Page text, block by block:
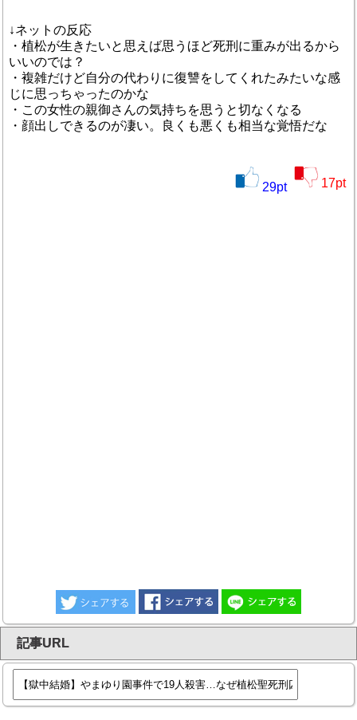
↓ネットの反応
・植松が生きたいと思えば思うほど死刑に重みが出るから
いいのでは？
・複雑だけど自分の代わりに復讐をしてくれたみたいな感
じに思っちゃったのかな
・この女性の親御さんの気持ちを思うと切なくなる
・顔出しできるのが凄い。良くも悪くも相当な覚悟だな
29pt 17pt
記事URL